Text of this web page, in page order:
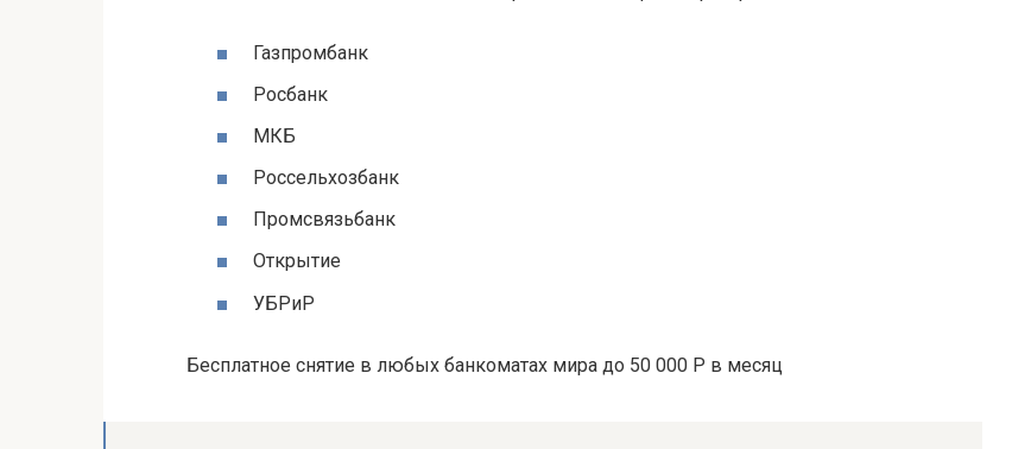
Газпромбанк
Росбанк
МКБ
Россельхозбанк
Промсвязьбанк
Открытие
УБРиР
Бесплатное снятие в любых банкоматах мира до 50 000 Р в месяц